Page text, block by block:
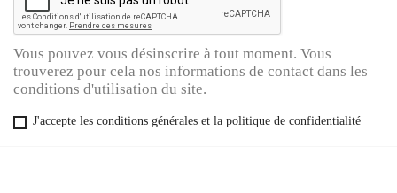
Vous pouvez vous désinscrire à tout moment. Vous
trouverez pour cela nos informations de contact dans les
conditions d'utilisation du site.
J'accepte les conditions générales et la politique de confidentialité